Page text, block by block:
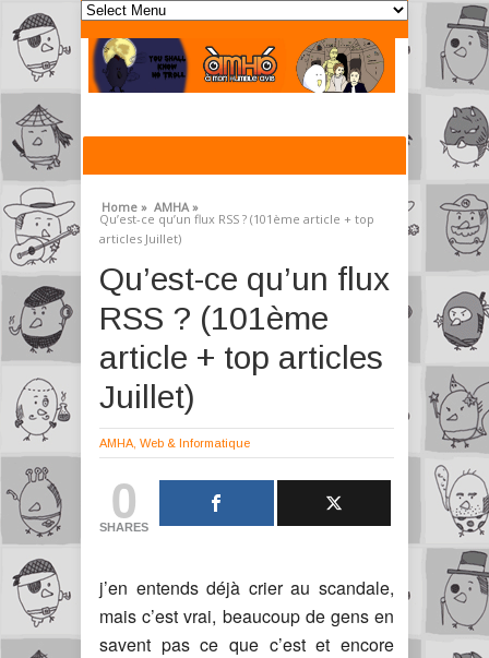
Home » AMHA »
Qu’est-ce qu’un flux RSS ? (101ème article + top
articles Juillet)
Qu’est-ce qu’un flux
RSS ? (101ème
article + top articles
Juillet)
AMHA Web & Informatique
0
SHARES
j’en entends déjà crier au scandale,
mais c’est vrai, beaucoup de gens en
savent pas ce que c’est et encore